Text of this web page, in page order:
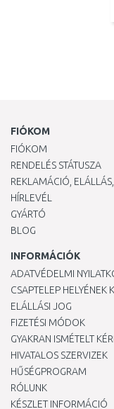
FIÓKOM
FIÓKOM
RENDELÉS STÁTUSZA
REKLAMÁCIÓ,
HÍRLEVÉL
GYÁRTÓ
BLOG
INFORMÁCIÓK
ADATVÉDELMI
CSAPTELEP HELYÉNEK
ELÁLLÁSI JOG
FIZETÉSI MÓDOK
GYAKRAN ISMÉTELT
HIVATALOS SZERVIZEK
HŰSÉGPROGRAM
RÓLUNK
KÉSZLET INFORMÁCIÓ